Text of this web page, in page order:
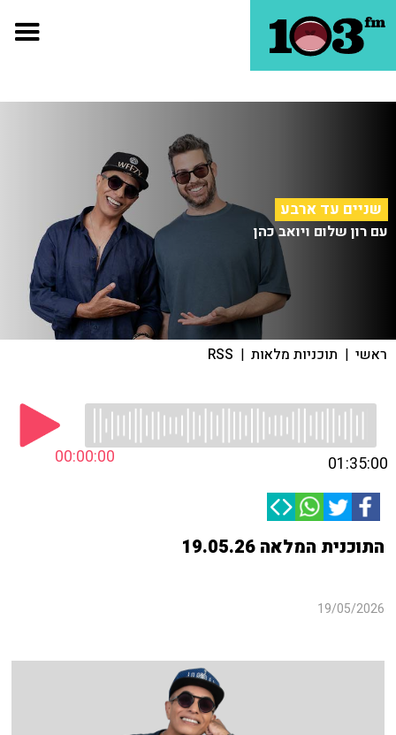
שניים עד ארבע
עם רון שלום ויואב כהן
ראשי | תוכניות מלאות |
RSS
00:00:00 01:35:00
התוכנית המלאה 19.05.26
19/05/2026